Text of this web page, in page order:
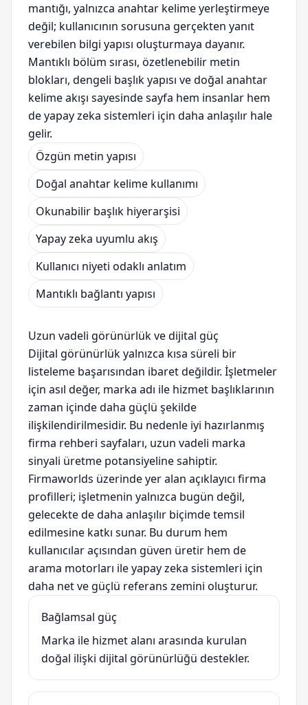
mantığı, yalnızca anahtar kelime yerleştirmeye
değil; kullanıcının sorusuna gerçekten yanıt
verebilen bilgi yapısı oluşturmaya dayanır.
Mantıklı bölüm sırası, özetlenebilir metin
blokları, dengeli başlık yapısı ve doğal anahtar
kelime akışı sayesinde sayfa hem insanlar hem
de yapay zeka sistemleri için daha anlaşılır hale
gelir.
Özgün metin yapısı
Doğal anahtar kelime kullanımı
Okunabilir başlık hiyerarşisi
Yapay zeka uyumlu akış
Kullanıcı niyeti odaklı anlatım
Mantıklı bağlantı yapısı
Uzun vadeli görünürlük ve dijital güç
Dijital görünürlük yalnızca kısa süreli bir
listeleme başarısından ibaret değildir. İşletmeler
için asıl değer, marka adı ile hizmet başlıklarının
zaman içinde daha güçlü şekilde
ilişkilendirilmesidir. Bu nedenle iyi hazırlanmış
firma rehberi sayfaları, uzun vadeli marka
sinyali üretme potansiyeline sahiptir.
Firmaworlds üzerinde yer alan açıklayıcı firma
profilleri; işletmenin yalnızca bugün değil,
gelecekte de daha anlaşılır biçimde temsil
edilmesine katkı sunar. Bu durum hem
kullanıcılar açısından güven üretir hem de
arama motorları ile yapay zeka sistemleri için
daha net ve güçlü referans zemini oluşturur.
Bağlamsal güç
Marka ile hizmet alanı arasında kurulan
doğal ilişki dijital görünürlüğü destekler.